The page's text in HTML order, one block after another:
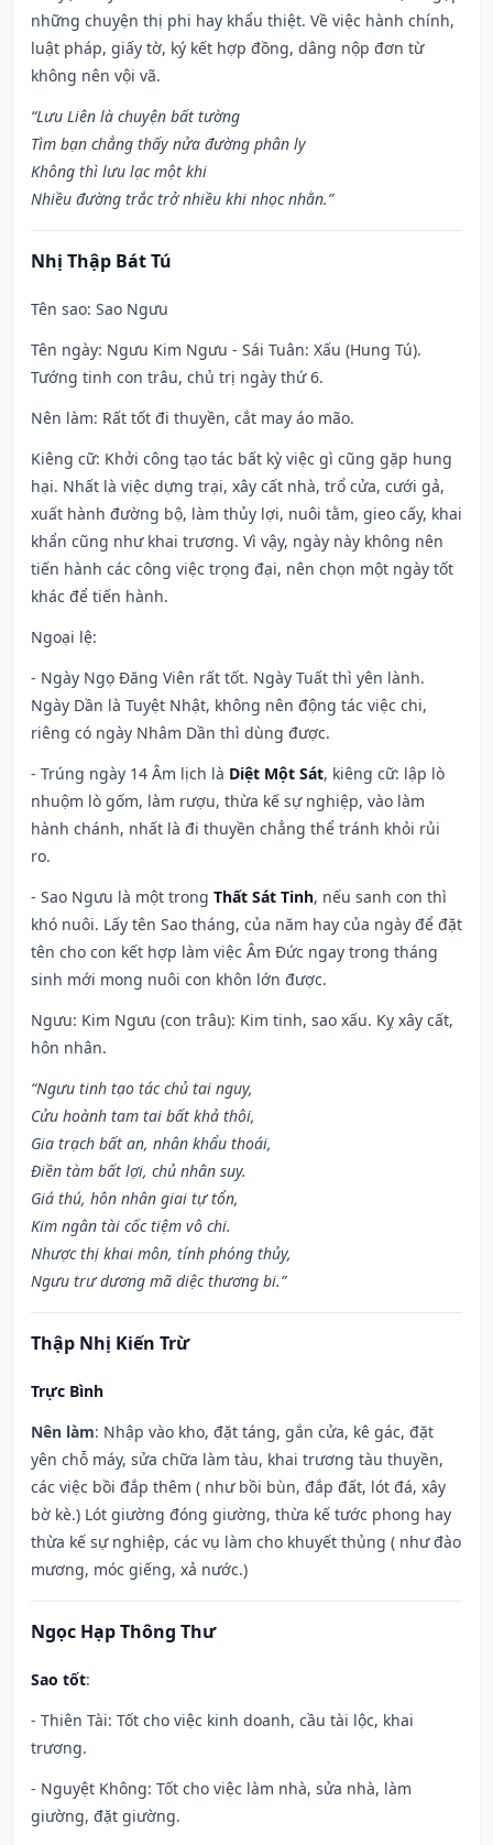
những chuyện thị phi hay khẩu thiệt. Về việc hành chính,
luật pháp, giấy tờ, ký kết hợp đồng, dâng nộp đơn từ
không nên vội vã.
“Lưu Liên là chuyện bất tường
Tìm bạn chẳng thấy nửa đường phân ly
Không thì lưu lạc một khi
Nhiều đường trắc trở nhiều khi nhọc nhằn.”
Nhị Thập Bát Tú
Tên sao: Sao Ngưu
Tên ngày: Ngưu Kim Ngưu - Sái Tuân: Xấu (Hung Tú).
Tướng tinh con trâu, chủ trị ngày thứ 6.
Nên làm: Rất tốt đi thuyền, cắt may áo mão.
Kiêng cữ: Khởi công tạo tác bất kỳ việc gì cũng gặp hung
hại. Nhất là việc dựng trại, xây cất nhà, trổ cửa, cưới gả,
xuất hành đường bộ, làm thủy lợi, nuôi tằm, gieo cấy, khai
khẩn cũng như khai trương. Vì vậy, ngày này không nên
tiến hành các công việc trọng đại, nên chọn một ngày tốt
khác để tiến hành.
Ngoại lệ:
- Ngày Ngọ Đăng Viên rất tốt. Ngày Tuất thì yên lành.
Ngày Dần là Tuyệt Nhật, không nên động tác việc chi,
riêng có ngày Nhâm Dần thì dùng được.
- Trúng ngày 14 Âm lịch là Diệt Một Sát, kiêng cữ: lập lò
nhuộm lò gốm, làm rượu, thừa kế sự nghiệp, vào làm
hành chánh, nhất là đi thuyền chẳng thể tránh khỏi rủi
ro.
- Sao Ngưu là một trong Thất Sát Tinh, nếu sanh con thì
khó nuôi. Lấy tên Sao tháng, của năm hay của ngày để đặt
tên cho con kết hợp làm việc Âm Đức ngay trong tháng
sinh mới mong nuôi con khôn lớn được.
Ngưu: Kim Ngưu (con trâu): Kim tinh, sao xấu. Kỵ xây cất,
hôn nhân.
“Ngưu tinh tạo tác chủ tai nguy,
Cửu hoành tam tai bất khả thôi,
Gia trạch bất an, nhân khẩu thoái,
Điền tàm bất lợi, chủ nhân suy.
Giá thú, hôn nhân giai tự tổn,
Kim ngân tài cốc tiệm vô chi.
Nhược thị khai môn, tính phóng thủy,
Ngưu trư dương mã diệc thương bi.”
Thập Nhị Kiến Trừ
Trực Bình
Nên làm: Nhập vào kho, đặt táng, gắn cửa, kê gác, đặt
yên chỗ máy, sửa chữa làm tàu, khai trương tàu thuyền,
các việc bồi đắp thêm ( như bồi bùn, đắp đất, lót đá, xây
bờ kè.) Lót giường đóng giường, thừa kế tước phong hay
thừa kế sự nghiệp, các vụ làm cho khuyết thủng ( như đào
mương, móc giếng, xả nước.)
Ngọc Hạp Thông Thư
Sao tốt:
- Thiên Tài: Tốt cho việc kinh doanh, cầu tài lộc, khai
trương.
- Nguyệt Không: Tốt cho việc làm nhà, sửa nhà, làm
giường, đặt giường.